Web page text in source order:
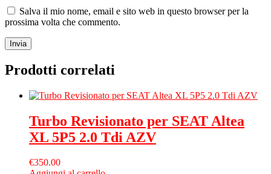
Salva il mio nome, email e sito web in questo browser per la
prossima volta che commento.
Prodotti correlati
Turbo Revisionato per SEAT Altea
XL 5P5 2.0 Tdi AZV
€350.00